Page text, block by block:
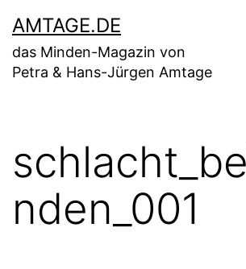
Zum
Inhalt
springen
AMTAGE.DE
das Minden-Magazin von
Petra & Hans-Jürgen Amtage
nden_001